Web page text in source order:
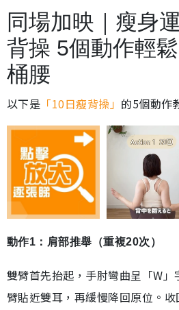
同場加映｜瘦身
背操 5個動作輕
桶腰
以下是 「10日瘦背操」 的5個動作
動作1：肩部推舉（重複20次）
雙臂首先抬起，手肘彎曲呈「W
臂貼近雙耳，再緩慢降回原位。收